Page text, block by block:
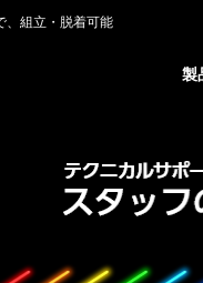
、組立・脱着可能
製